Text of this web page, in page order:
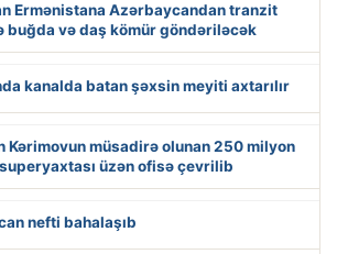
Ermənistana Azərbaycandan tranzit
buğda və daş kömür göndəriləcək
kanalda batan şəxsin meyiti axtarılır
Kərimovun müsadirə olunan 250 milyon
üzən ofisə çevrilib
nefti bahalaşıb